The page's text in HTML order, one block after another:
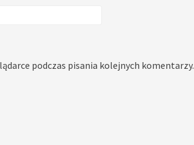
podczas pisania kolejnych komentarzy.